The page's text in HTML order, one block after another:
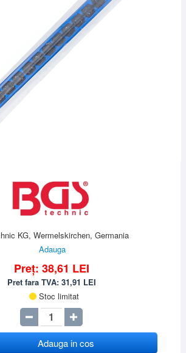
KG, Wermelskirchen, Germania
Adauga
Preț: 38,61 LEI
Pret fara TVA: 31,91 LEI
Stoc limitat
Adauga in cos